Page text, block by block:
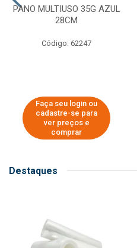
PANO MULTIUSO 35G AZUL
28CM
Código: 62247
Faça seu login ou
cadastre-se para
ver preços e
comprar
Destaques